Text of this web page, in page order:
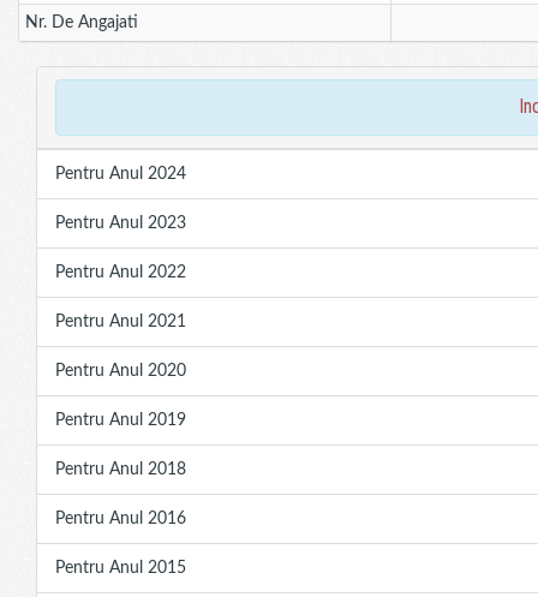
Nr. De Angajati
Pentru Anul 2024
Pentru Anul 2023
Pentru Anul 2022
Pentru Anul 2021
Pentru Anul 2020
Pentru Anul 2019
Pentru Anul 2018
Pentru Anul 2016
Pentru Anul 2015